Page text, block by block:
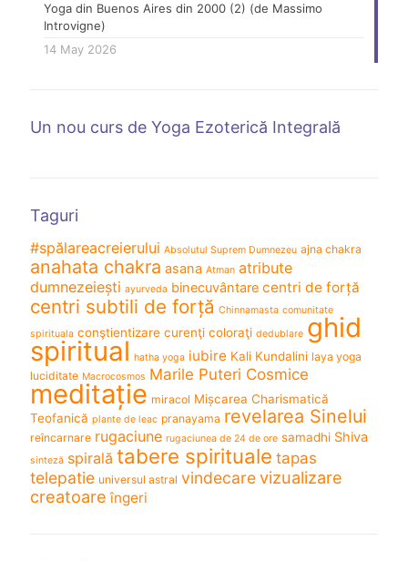
Yoga din Buenos Aires din 2000 (2) (de Massimo
Introvigne)
14 May 2026
Un nou curs de Yoga Ezoterică Integrală
Taguri
#spălareacreierului Absolutul Suprem Dumnezeu ajna chakra
anahata chakra asana Atman atribute
dumnezeiești ayurveda binecuvântare centri de forță
centri subtili de forță Chinnamasta comunitate
spirituala conştientizare curenţi coloraţi dedublare ghid
spiritual hatha yoga iubire Kali Kundalini laya yoga
luciditate Macrocosmos Marile Puteri Cosmice
meditație miracol Mișcarea Charismatică
Teofanică plante de leac pranayama revelarea Sinelui
reîncarnare rugaciune rugaciunea de 24 de ore samadhi Shiva
sinteză spirală tabere spirituale tapas
telepatie universul astral vindecarevizualizare
creatoare îngeri